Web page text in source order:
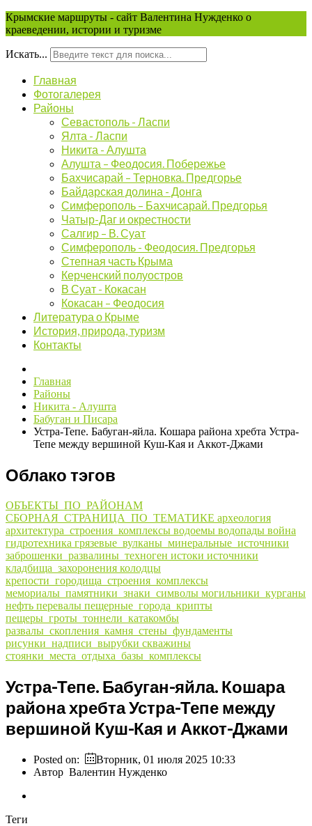
Крымские маршруты - сайт Валентина Нужденко о
краеведении, истории и туризме
Искать...
Главная
Фотогалерея
Районы
Севастополь - Ласпи
Ялта - Ласпи
Никита - Алушта
Алушта – Феодосия. Побережье
Бахчисарай – Терновка. Предгорье
Байдарская долина - Донга
Симферополь – Бахчисарай. Предгорья
Чатыр-Даг и окрестности
Салгир – В. Суат
Симферополь - Феодосия. Предгорья
Степная часть Крыма
Керченский полуостров
В Суат - Кокасан
Кокасан – Феодосия
Литература о Крыме
История, природа, туризм
Контакты
Главная
Районы
Никита - Алушта
Бабуган и Писара
Устра-Тепе. Бабуган-яйла. Кошара района хребта Устра-
Тепе между вершиной Куш-Кая и Аккот-Джами
Облако тэгов
ОБЪЕКТЫ_ПО_РАЙОНАМ
СБОРНАЯ_СТРАНИЦА_ПО_ТЕМАТИКЕ археология
архитектура_строения_комплексы водоемы водопады война
гидротехника грязевые_вулканы_минеральные_источники
заброшенки_развалины_техноген истоки источники
кладбища_захоронения колодцы
крепости_городища_строения_комплексы
мемориалы_памятники_знаки_символы могильники_курганы
нефть перевалы пещерные_города_крипты
пещеры_гроты_тоннели_катакомбы
развалы_скопления_камня_стены_фундаменты
рисунки_надписи_вырубки скважины
стоянки_места_отдыха_базы_комплексы
Устра-Тепе. Бабуган-яйла. Кошара
района хребта Устра-Тепе между
вершиной Куш-Кая и Аккот-Джами
Posted on:
Вторник, 01 июля 2025 10:33
Автор Валентин Нужденко
Теги